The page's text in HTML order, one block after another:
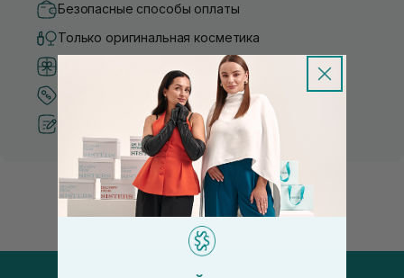
Безопасные способы оплаты
Только оригинальная косметика
Система бонусов и лояльности
Лучшие цены и топ товары
Рекомендации от косметологов